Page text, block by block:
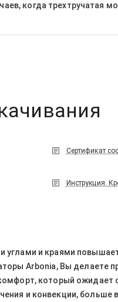
когда трехтручатая
Сертификат
Инструкция.
и краями
Arbonia, Вы делаете
который
и конвекции,